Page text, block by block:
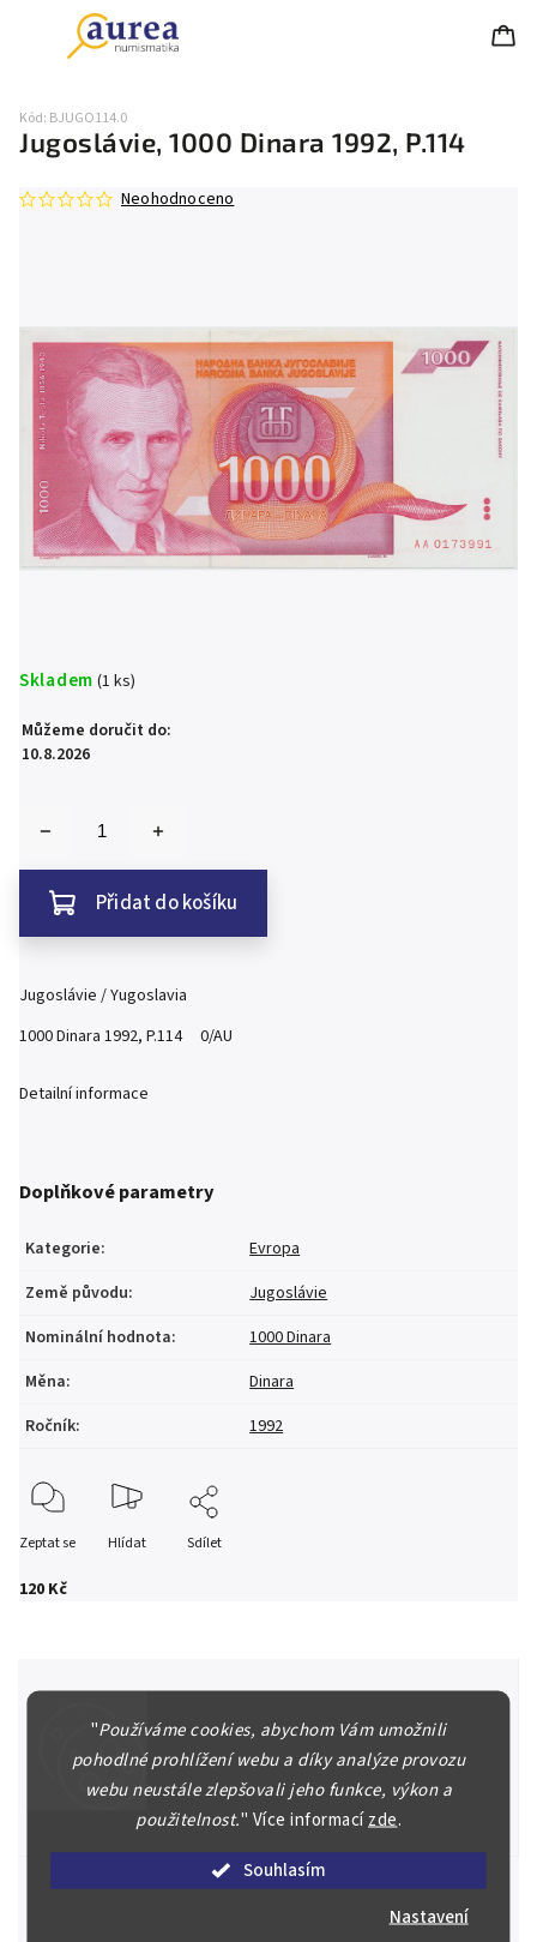
"Používáme cookies, abychom Vám umožnili
pohodlné prohlížení webu a díky analýze provozu
webu neustále zlepšovali jeho funkce, výkon a
použitelnost." Více informacízde.
Souhlasím
Nastavení
Jugoslávie, 1000 Dinara 1992, P.114
Kód: BJUGO114.0
Neohodnoceno
120 Kč
Skladem (1 ks)
Můžeme doručit do:
10.8.2026
Přidat do košíku
Jugoslávie / Yugoslavia
1000 Dinara 1992, P.114 0/AU
Detailní informace
Doplňkové parametry
Kategorie:
Evropa
Země původu:
Jugoslávie
Nominální hodnota:
1000 Dinara
Měna:
Dinara
Ročník: 1992
Zeptat se Hlídat Sdílet
Špičkové služby za nejlepší ceny
Náš kolektiv specialistů a znalců se Vám bude plně věnovat.
Posoudíme kvalitu a pravost Vašeho materiálu, prodáme v naší
aukci nebo Vám poradíme kam investovat.